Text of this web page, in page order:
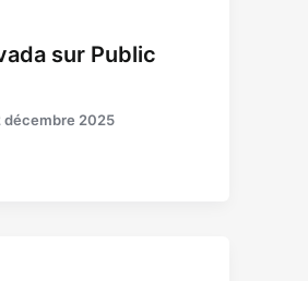
sur Public
décembre 2025